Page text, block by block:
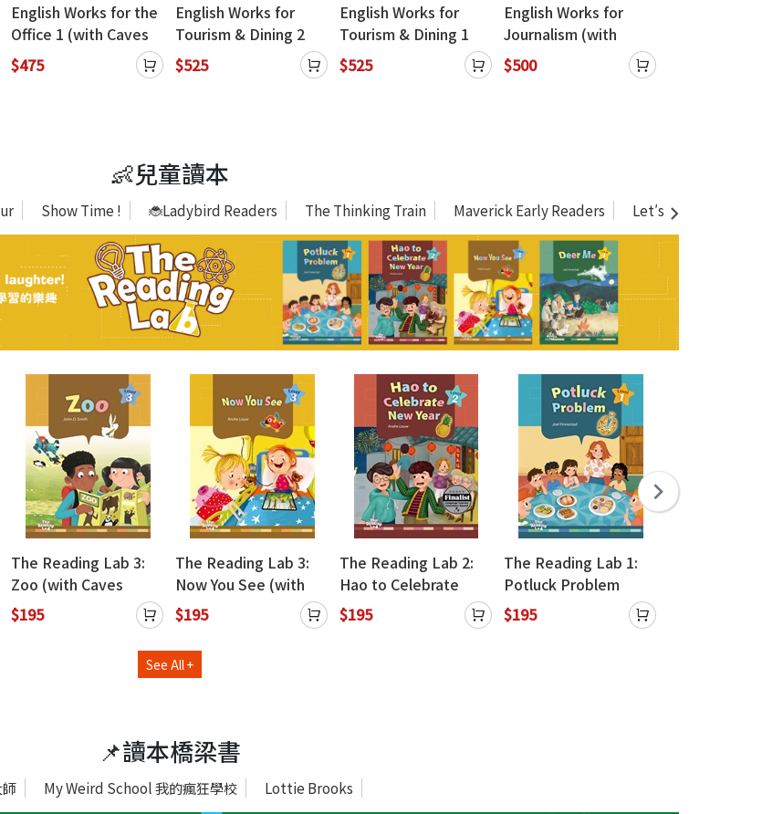
English Works for the
Office 1 (with Caves
WebSource)
$475
English Works for
Tourism & Dining 2
(with Caves
WebSource+Caves
$525
English Works for
Tourism & Dining 1
(with Caves
WebSource+Caves
$525
English Works for
Journalism (with
Caves WebSource)
$500
👶兒童讀本
Show Time ! 🐞Ladybird Readers The Thinking Train Maverick Early Readers Let′s Read － Easy
The Reading Lab 3:
Zoo (with Caves
WebSource)
$195
The Reading Lab 3:
Now You See (with
Caves WebSource)
$195
The Reading Lab 2:
Hao to Celebrate
New Year (with Caves
WebSource)
$195
The Reading Lab 1:
Potluck Problem
(with Caves
WebSource)
$195
See All +
📌讀本橋梁書
My Weird School 我的瘋狂學校 Lottie Brooks